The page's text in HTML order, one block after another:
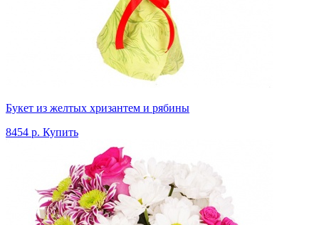
Букет из желтых хризантем и рябины
8454 р. Купить